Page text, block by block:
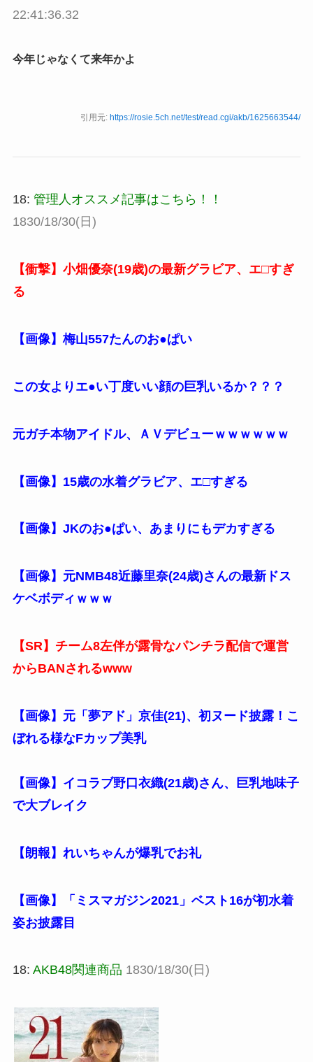
22:41:36.32
今年じゃなくて来年かよ
引用元:https://rosie.5ch.net/test/read.cgi/akb/1625663544/
18: 管理人オススメ記事はこちら！！
1830/18/30(日)
【衝撃】小畑優奈(19歳)の最新グラビア、エ□すぎ
る
【画像】梅山557たんのお●ぱい
この女よりエ●い丁度いい顔の巨乳いるか？？？
元ガチ本物アイドル、ＡＶデビューｗｗｗｗｗｗ
【画像】15歳の水着グラビア、エ□すぎる
【画像】JKのお●ぱい、あまりにもデカすぎる
【画像】元NMB48近藤里奈(24歳)さんの最新ドス
ケベボディｗｗｗ
【SR】チーム8左伴が露骨なパンチラ配信で運営
からBANされるwww
【画像】元「夢アド」京佳(21)、初ヌード披露！こ
ぼれる様なFカップ美乳
【画像】イコラブ野口衣織(21歳)さん、巨乳地味子
で大ブレイク
【朗報】れいちゃんが爆乳でお礼
【画像】「ミスマガジン2021」ベスト16が初水着
姿お披露目
18: AKB48関連商品 1830/18/30(日)